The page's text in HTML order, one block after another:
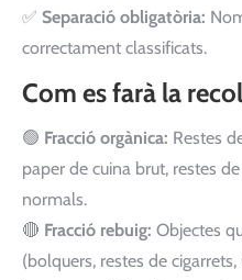
✅ Separació obligatòria:
correctament classificats.
Com es farà la
🟢 Fracció orgànica: Restes
paper de cuina brut, restes
normals.
🔴 Fracció rebuig: Objectes
(bolquers, restes de